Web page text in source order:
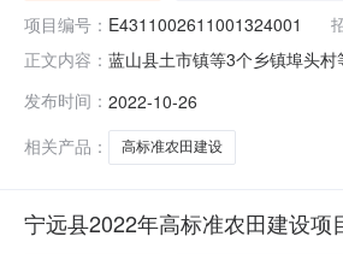
项目编号： E4311002611001324001
正文内容： 蓝山县土市镇等3个乡镇埠头
投标人名称:湖南豪阁项目管理
发布时间： 2022-10-26
相关产品：
高标准农田建设
宁远县2022年高标准农田建设项